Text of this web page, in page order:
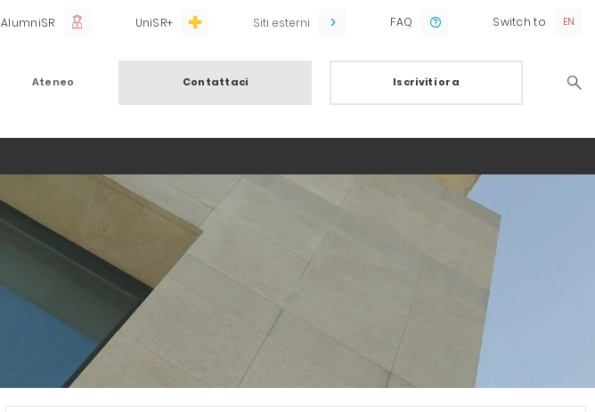
AlumniSR UniSR+ Siti esterni FAQ Switch to
Ateneo Contattaci Iscriviti ora